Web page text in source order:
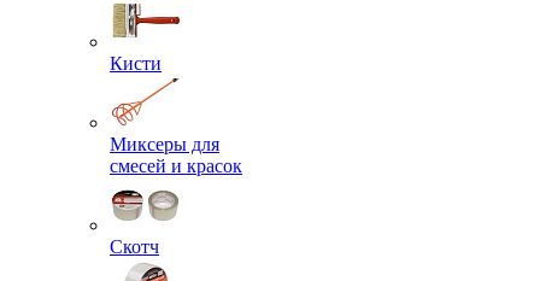
Кисти
Миксеры для
смесей и красок
Скотч